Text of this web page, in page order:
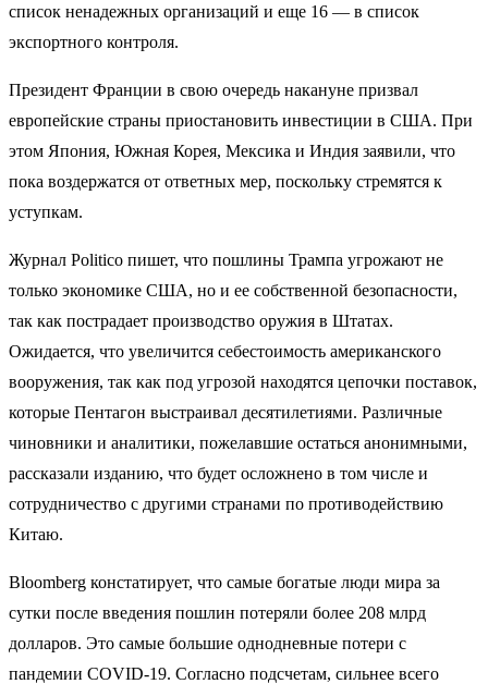
список ненадежных организаций и еще 16 — в список
экспортного контроля.
Президент Франции в свою очередь накануне призвал
европейские страны приостановить инвестиции в США. При
этом Япония, Южная Корея, Мексика и Индия заявили, что
пока воздержатся от ответных мер, поскольку стремятся к
уступкам.
Журнал Politico пишет, что пошлины Трампа угрожают не
только экономике США, но и ее собственной безопасности,
так как пострадает производство оружия в Штатах.
Ожидается, что увеличится себестоимость американского
вооружения, так как под угрозой находятся цепочки поставок,
которые Пентагон выстраивал десятилетиями. Различные
чиновники и аналитики, пожелавшие остаться анонимными,
рассказали изданию, что будет осложнено в том числе и
сотрудничество с другими странами по противодействию
Китаю.
Bloomberg констатирует, что самые богатые люди мира за
сутки после введения пошлин потеряли более 208 млрд
долларов. Это самые большие однодневные потери с
пандемии COVID-19. Согласно подсчетам, сильнее всего